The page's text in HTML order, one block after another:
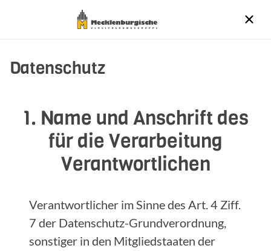
Datenschutz
1. Name und Anschrift des
für die Verarbeitung
Verantwortlichen
Verantwortlicher im Sinne des Art. 4 Ziff.
7 der Datenschutz-Grundverordnung,
sonstiger in den Mitgliedstaaten der